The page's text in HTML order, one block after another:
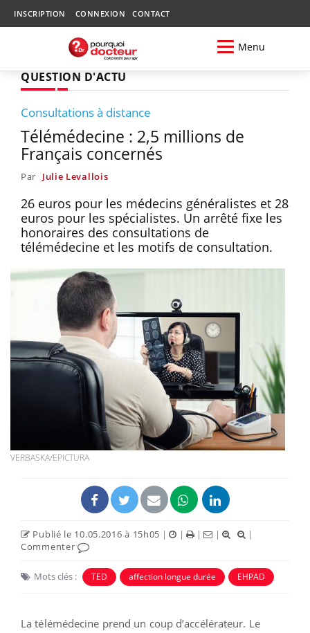
INSCRIPTION CONNEXION CONTACT
Menu
QUESTION D'ACTU
Consultations à distance
Télémédecine : 2,5 millions de
Français concernés
Par Julie Levallois
26 euros pour les médecins généralistes et 28
euros pour les spécialistes. Un arrêté fixe les
honoraires des consultations de
télémédecine et les motifs de consultation.
VERBASKA/EPICTURA
Publié le 10.05.2016 à 15h05 | | | |
|
Commenter
Mots clés : TED affection longue durée EHPAD
La télémédecine prend un coup d’accélérateur. Le